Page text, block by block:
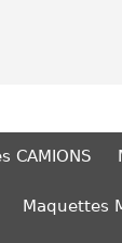
CAMIONS
Maquettes